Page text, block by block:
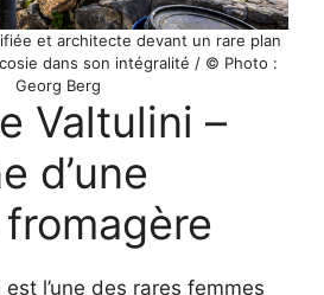
et architecte devant un rare plan
dans son intégralité / © Photo :
Georg Berg
Valtulini –
d’une
l’une des rares femmes